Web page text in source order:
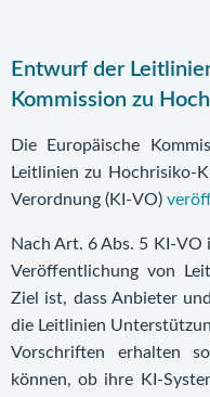
Entwurf der
Kommission zu
Die Europäische
Leitlinien zu Hochrisiko-
Verordnung (KI-VO)
Nach Art. 6 Abs. 5 KI-VO
Veröffentlichung von
Ziel ist, dass Anbieter
die Leitlinien
Vorschriften erhalten
können, ob ihre KI-